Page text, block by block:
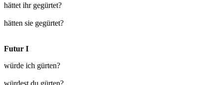
hättet ihr gegürtet?
hätten sie gegürtet?
Futur I
würde ich gürten?
würdest du gürten?